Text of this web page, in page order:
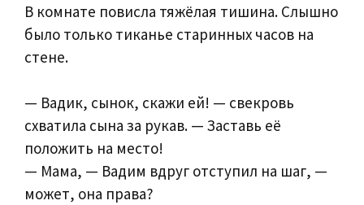
В комнате повисла тяжёлая тишина. Слышно
было только тиканье старинных часов на
стене.
— Вадик, сынок, скажи ей! — свекровь
схватила сына за рукав. — Заставь её
положить на место!
— Мама, — Вадим вдруг отступил на шаг, —
может, она права?